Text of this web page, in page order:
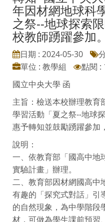
年因材網地球科
之祭--地球探索
校教師踴躍參加。
日期 : 2024-05-30
單位 : 教學組
點閱 :
國立中央大學 函
主旨：檢送本校辦理教育
學習活動「夏之祭--地球
惠予轉知並鼓勵踴躍參加
說明：
一、依教育部「國高中地
實驗計畫」辦理。
二、教育部因材網國高中
有趣的「探究式對話」引
的自然現象，為中學階段
材，可做為學生課前預習